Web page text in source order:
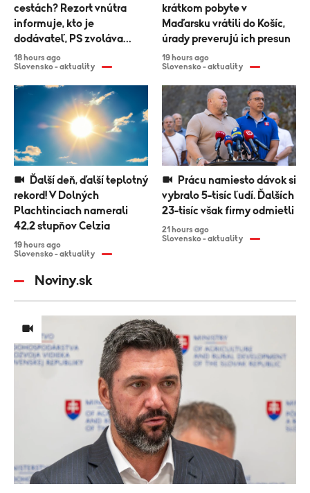
cestách? Rezort vnútra
informuje, kto je
dodávateľ, PS zvoláva
výbor
18 hours ago
Slovensko - aktuality
krátkom pobyte v
Maďarsku vrátili do Košíc,
úrady preverujú ich presun
19 hours ago
Slovensko - aktuality
rekord! V Dolných
Plachtinciach namerali
42,2 stupňov Celzia
19 hours ago
Slovensko - aktuality
vybralo 5-tisíc ľudí. Ďalších
23-tisíc však firmy odmietli
21 hours ago
Slovensko - aktuality
Noviny.sk